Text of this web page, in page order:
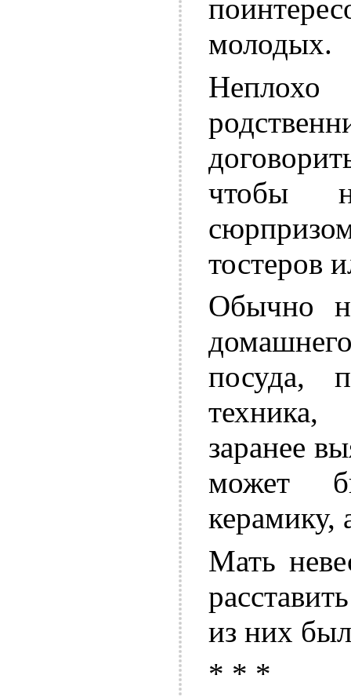
молодых.
чтобы
тостеров
Обычно
посуда,
заранее
может
керамику,
Мать
из них
* * *